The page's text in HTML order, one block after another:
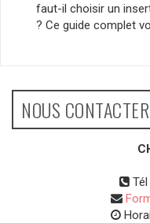
faut-il choisir un
? Ce guide complet
NOUS CONTACTER
Tél